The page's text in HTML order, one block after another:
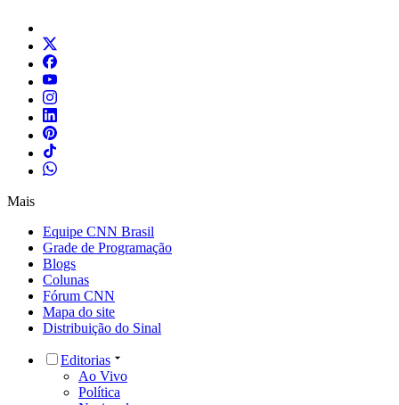
Mais
Equipe CNN Brasil
Grade de Programação
Blogs
Colunas
Fórum CNN
Mapa do site
Distribuição do Sinal
Editorias
Ao Vivo
Política